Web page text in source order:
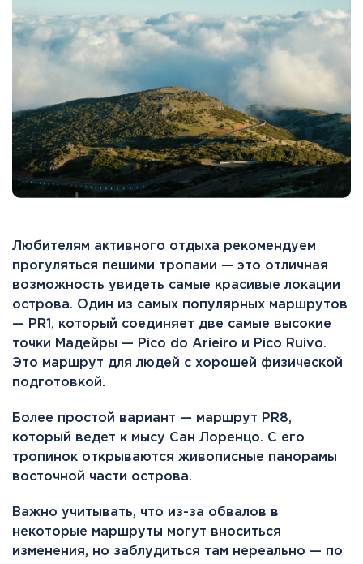
Любителям активного отдыха рекомендуем
прогуляться пешими тропами — это отличная
возможность увидеть самые красивые локации
острова. Один из самых популярных маршрутов
— PR1, который соединяет две самые высокие
точки Мадейры — Pico do Arieiro и Pico Ruivo.
Это маршрут для людей с хорошей физической
подготовкой.
Более простой вариант — маршрут PR8,
который ведет к мысу Сан Лоренцо. С его
тропинок открываются живописные панорамы
восточной части острова.
Важно учитывать, что из-за обвалов в
некоторые маршруты могут вноситься
изменения, но заблудиться там нереально — по